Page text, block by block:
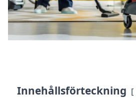
Innehållsförteckning